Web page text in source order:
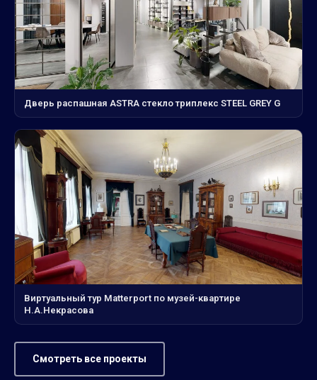
Дверь распашная ASTRA стекло триплекс STEEL GREY G
Виртуальный тур Matterport по музей-квартире
Н.А.Некрасова
Смотреть все проекты